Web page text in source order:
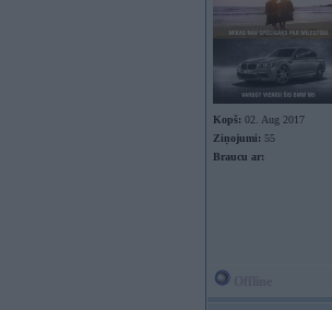
Kopš: 02. Aug 2017
Ziņojumi: 55
Braucu ar: